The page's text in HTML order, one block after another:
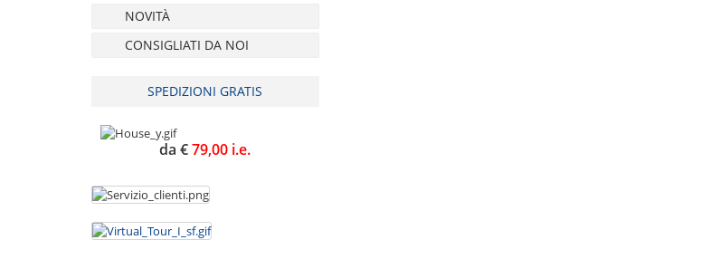
NOVITÀ
CONSIGLIATI DA NOI
SPEDIZIONI GRATIS
da €79,00 i.e.